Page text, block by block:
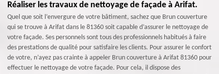
Réaliser les travaux de nettoyage de façade à Arifat.
Quel que soit l’envergure de votre bâtiment, sachez que Brun couverture
qui se trouve à Arifat dans le 81360 soit capable d’assurer le nettoyage de
votre façade. Ses personnels sont tous des professionnels habitués à faire
des prestations de qualité pour satisfaire les clients. Pour assurer le confort
de votre, n’ayez pas crainte à appeler Brun couverture à Arifat 81360 pour
effectuer le nettoyage de votre façade. Pour cela, il dispose des